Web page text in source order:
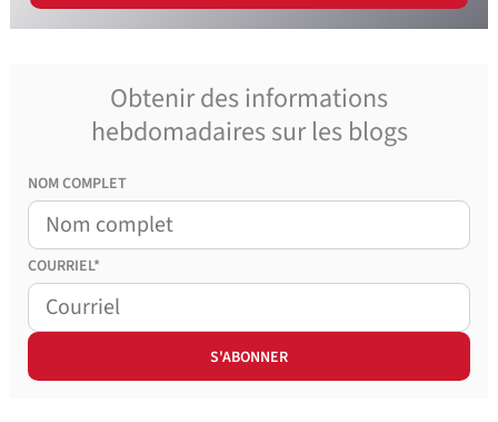
Obtenir des informations
hebdomadaires sur les blogs
NOM COMPLET
COURRIEL*